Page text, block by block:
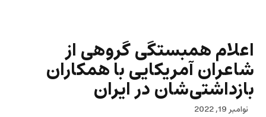
اعلام همبستگی گروهی از
شاعران آمریکایی با همکاران
بازداشتی‌شان در ایران
نوامبر 19, 2022